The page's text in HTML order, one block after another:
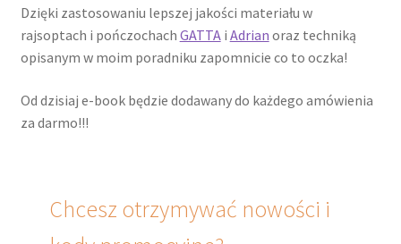
Dzięki zastosowaniu lepszej jakości materiału w
rajsoptach i pończochach GATTAi Adrian oraz techniką
opisanym w moim poradniku zapomnicie co to oczka!
Od dzisiaj e-book będzie dodawany do każdego amówienia
za darmo!!!
Chcesz otrzymywać nowości i